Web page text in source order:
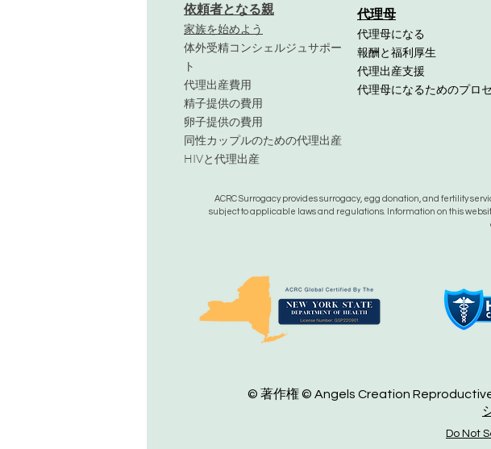
代理母
代理母になる
報酬と福利厚生
代理出産支援
代理母になるためのプロ
© 著作権 © Angels Creation
Do Not
依頼者となる親
家族を始めよう
体外受精コンシェルジュサポー
ト
代理出産費用
精子提供の費用
卵子提供の費用
同性カップルのための代理出産
HIVと代理出産
ACRC Surrogacy provides surrogacy, egg donation, and fertility
subject to applicable laws and regulations. Information on this